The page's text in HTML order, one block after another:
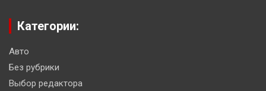
Категории:
Авто
Без рубрики
Выбор редактора